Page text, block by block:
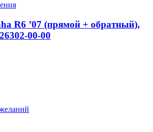
R6 ’07 (прямой + обратный),
00-00